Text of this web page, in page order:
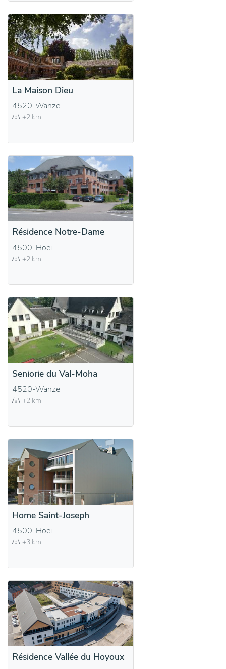
La Maison Dieu
4520-Wanze
+2 km
Résidence Notre-Dame
4500-Hoei
+2 km
Seniorie du Val-Moha
4520-Wanze
+2 km
Home Saint-Joseph
4500-Hoei
+3 km
Résidence Vallée du Hoyoux